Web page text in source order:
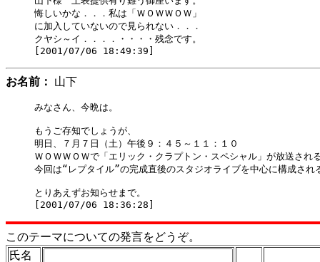
悔しいかな．．．私は「ＷＯＷＷＯＷ」
に加入していないので見られない．．．
クヤシ～イ．．．．・・・・残念です。
お名前： 山下
みなさん、今晩は。
もうご存知でしょうが、
明日、７月７日（土）午後９：４５～１１：１０
ＷＯＷＷＯＷで「エリック・クラプトン・スペシャル」が放送され
今回は“レプタイル”の完成直後のスタジオライブを中心に構成され
とりあえずお知らせまで。
このテーマについての発言をどうぞ。
氏名